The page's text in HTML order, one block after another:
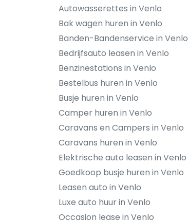
Autowasserettes in Venlo
Bak wagen huren in Venlo
Banden-Bandenservice in Venlo
Bedrijfsauto leasen in Venlo
Benzinestations in Venlo
Bestelbus huren in Venlo
Busje huren in Venlo
Camper huren in Venlo
Caravans en Campers in Venlo
Caravans huren in Venlo
Elektrische auto leasen in Venlo
Goedkoop busje huren in Venlo
Leasen auto in Venlo
Luxe auto huur in Venlo
Occasion lease in Venlo